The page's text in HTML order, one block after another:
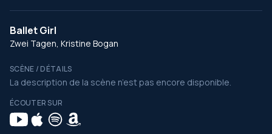
Ballet Girl
Zwei Tagen, Kristine Bogan
SCÈNE / DÉTAILS
La description de la scène n’est pas encore disponible.
ÉCOUTER SUR